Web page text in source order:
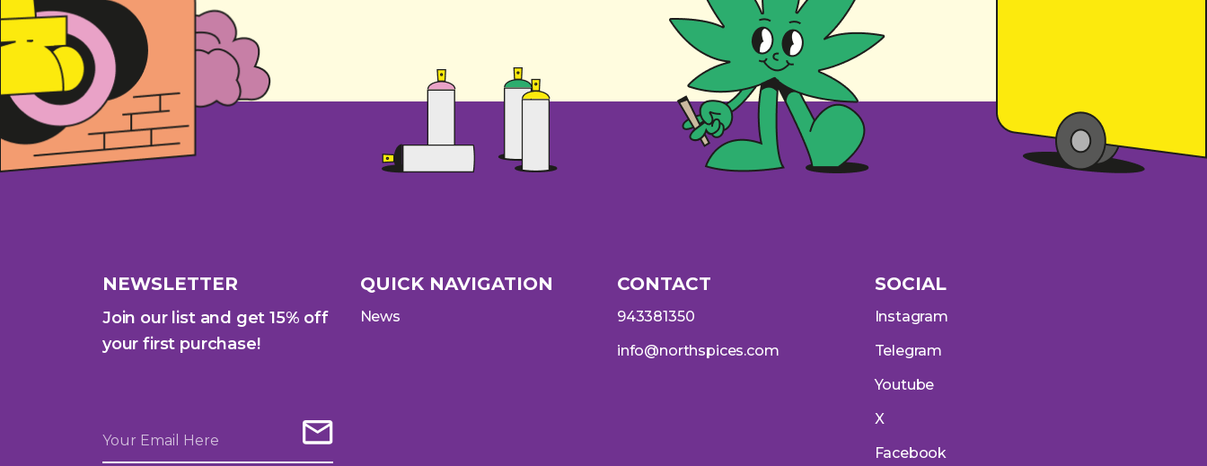
NEWSLETTER
Join our list and get 15% off
your first purchase!
QUICK NAVIGATION
News
CONTACT
943381350
info@northspices.com
SOCIAL
Instagram
Telegram
Youtube
X
Facebook